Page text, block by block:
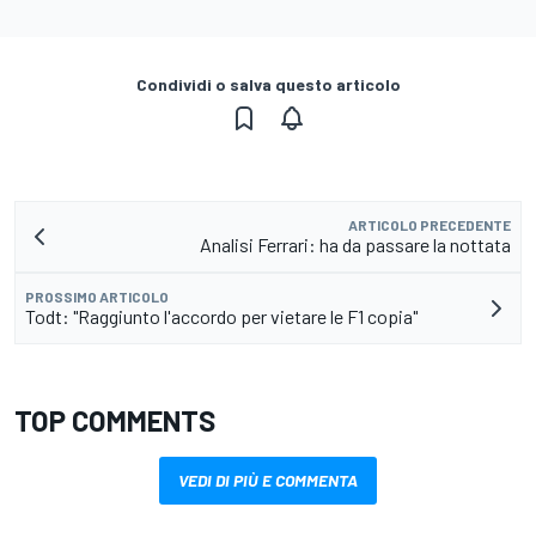
Condividi o salva questo articolo
ARTICOLO PRECEDENTE
Analisi Ferrari: ha da passare la nottata
PROSSIMO ARTICOLO
Todt: "Raggiunto l'accordo per vietare le F1 copia"
TOP COMMENTS
VEDI DI PIÙ E COMMENTA